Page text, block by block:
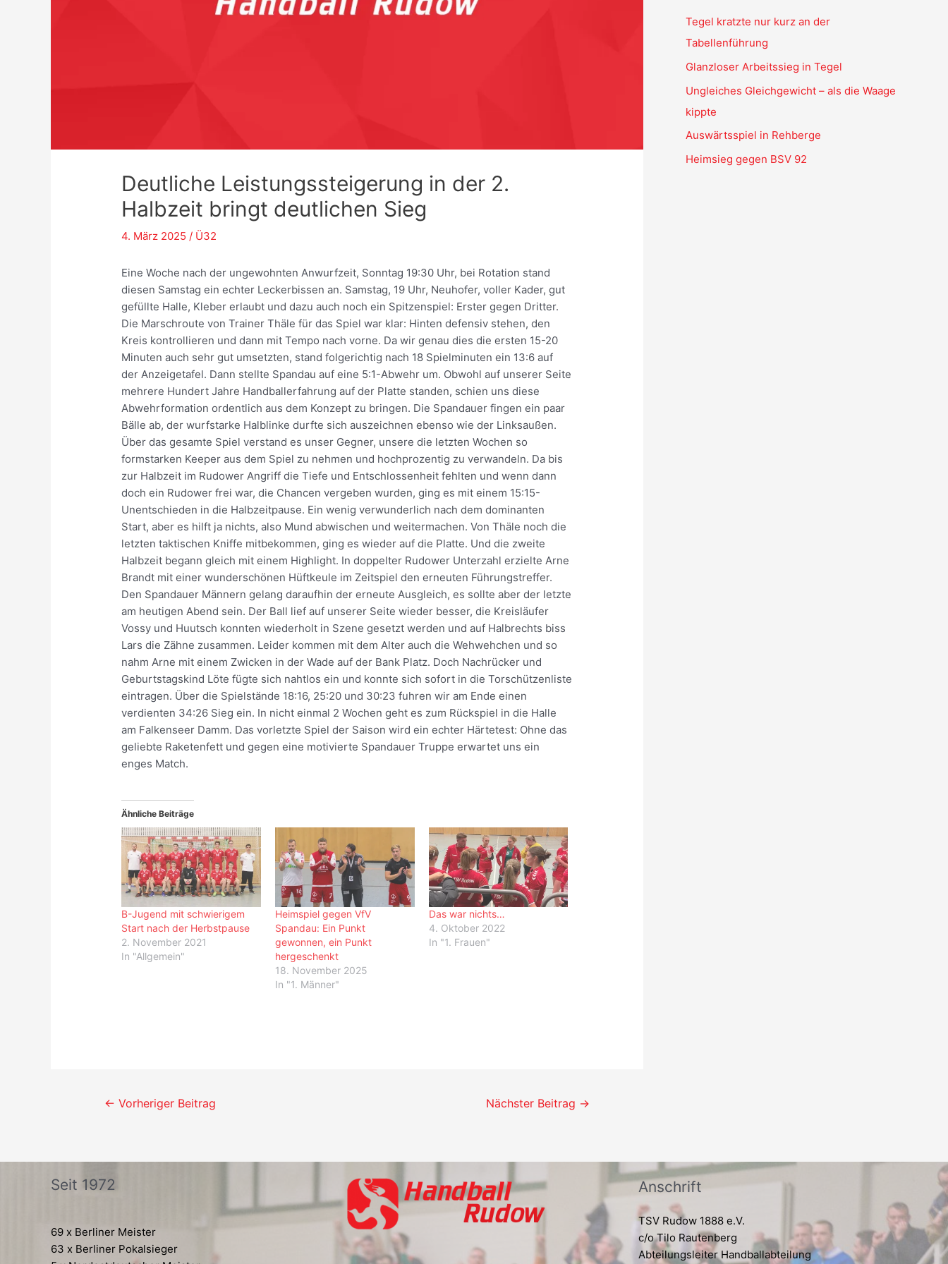
Deutliche Leistungssteigerung in der 2.
Halbzeit bringt deutlichen Sieg
4. März 2025 / Ü32
Eine Woche nach der ungewohnten Anwurfzeit, Sonntag 19:30 Uhr, bei Rotation stand
diesen Samstag ein echter Leckerbissen an. Samstag, 19 Uhr, Neuhofer, voller Kader, gut
gefüllte Halle, Kleber erlaubt und dazu auch noch ein Spitzenspiel: Erster gegen Dritter.
Die Marschroute von Trainer Thäle für das Spiel war klar: Hinten defensiv stehen, den
Kreis kontrollieren und dann mit Tempo nach vorne. Da wir genau dies die ersten 15-20
Minuten auch sehr gut umsetzten, stand folgerichtig nach 18 Spielminuten ein 13:6 auf
der Anzeigetafel. Dann stellte Spandau auf eine 5:1-Abwehr um. Obwohl auf unserer Seite
mehrere Hundert Jahre Handballerfahrung auf der Platte standen, schien uns diese
Abwehrformation ordentlich aus dem Konzept zu bringen. Die Spandauer fingen ein paar
Bälle ab, der wurfstarke Halblinke durfte sich auszeichnen ebenso wie der Linksaußen.
Über das gesamte Spiel verstand es unser Gegner, unsere die letzten Wochen so
formstarken Keeper aus dem Spiel zu nehmen und hochprozentig zu verwandeln. Da bis
zur Halbzeit im Rudower Angriff die Tiefe und Entschlossenheit fehlten und wenn dann
doch ein Rudower frei war, die Chancen vergeben wurden, ging es mit einem 15:15-
Unentschieden in die Halbzeitpause. Ein wenig verwunderlich nach dem dominanten
Start, aber es hilft ja nichts, also Mund abwischen und weitermachen. Von Thäle noch die
letzten taktischen Kniffe mitbekommen, ging es wieder auf die Platte. Und die zweite
Halbzeit begann gleich mit einem Highlight. In doppelter Rudower Unterzahl erzielte Arne
Brandt mit einer wunderschönen Hüftkeule im Zeitspiel den erneuten Führungstreffer.
Den Spandauer Männern gelang daraufhin der erneute Ausgleich, es sollte aber der letzte
am heutigen Abend sein. Der Ball lief auf unserer Seite wieder besser, die Kreisläufer
Vossy und Huutsch konnten wiederholt in Szene gesetzt werden und auf Halbrechts biss
Lars die Zähne zusammen. Leider kommen mit dem Alter auch die Wehwehchen und so
nahm Arne mit einem Zwicken in der Wade auf der Bank Platz. Doch Nachrücker und
Geburtstagskind Löte fügte sich nahtlos ein und konnte sich sofort in die Torschützenliste
eintragen. Über die Spielstände 18:16, 25:20 und 30:23 fuhren wir am Ende einen
verdienten 34:26 Sieg ein. In nicht einmal 2 Wochen geht es zum Rückspiel in die Halle
am Falkenseer Damm. Das vorletzte Spiel der Saison wird ein echter Härtetest: Ohne das
geliebte Raketenfett und gegen eine motivierte Spandauer Truppe erwartet uns ein
enges Match.
Ähnliche Beiträge
B-Jugend mit schwierigem
Start nach der Herbstpause
2. November 2021
In "Allgemein"
Heimspiel gegen VfV
Spandau: Ein Punkt
gewonnen, ein Punkt
hergeschenkt
18. November 2025
In "1. Männer"
Das war nichts…
4. Oktober 2022
In "1. Frauen"
Beitrags-
← Vorheriger Beitrag Nächster Beitrag →
Tegel kratzte nur kurz an der
Tabellenführung
Glanzloser Arbeitssieg in Tegel
Ungleiches Gleichgewicht – als die Waage
kippte
Auswärtsspiel in Rehberge
Heimsieg gegen BSV 92
Seit 1972
69 x Berliner Meister
63 x Berliner Pokalsieger
Anschrift
TSV Rudow 1888 e.V.
c/o Tilo Rautenberg
Abteilungsleiter Handballabteilung